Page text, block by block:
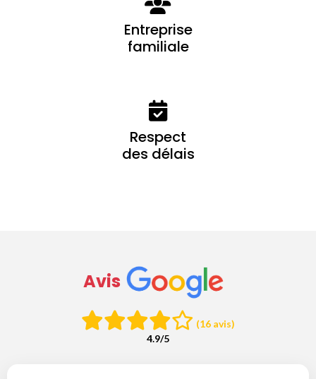
Entreprise
familiale
Respect
des délais
Avis
(16 avis)
4.9/5